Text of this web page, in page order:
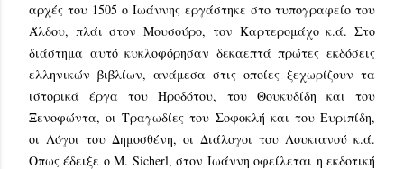
αρχές του 1505 ο Ιωάννης εργάστηκε στο τυπογραφείο του
Άλδου, πλάι στον Μουσούρο, τον Καρτερομάχο κ.ά. Στο
διάστημα αυτό κυκλοφόρησαν δεκαεπτά πρώτες εκδόσεις
ελληνικών βιβλίων, ανάμεσα στις οποίες ξεχωρίζουν τα
ιστορικά έργα του Ηροδότου, του Θουκυδίδη και του
Ξενοφώντα, οι Τραγωδίες του Σοφοκλή και του Ευριπίδη,
οι Λόγοι του Δημοσθένη, οι Διάλογοι του Λουκιανού κ.ά.
Οπως έδειξε ο Μ. Sicherl, στον Ιωάννη οφείλεται η εκδοτική